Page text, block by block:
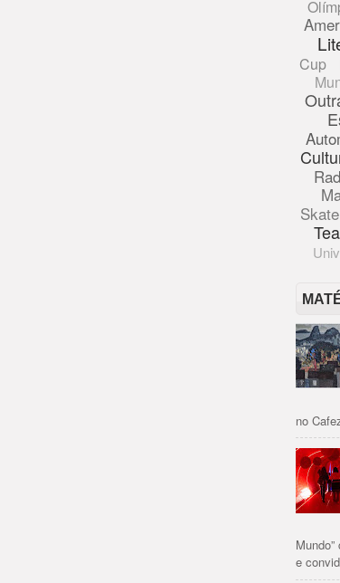
Cup
Skate
no
e